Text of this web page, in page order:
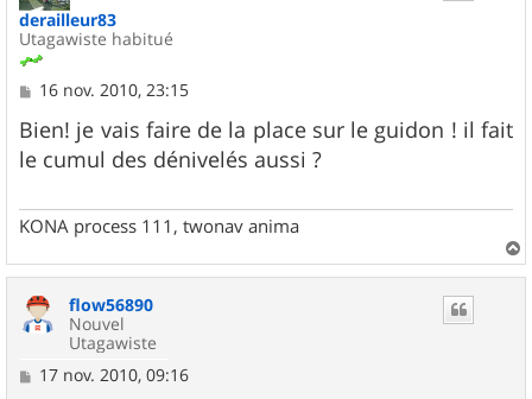
derailleur83
Utagawiste habitué
M
s
s
a
16 nov. 2010, 23:15
Bien! je vais faire de la place sur le guidon ! il fait
le cumul des dénivelés aussi ?
KONA process 111, twonav anima
a
flow56890
Nouvel
Utagawiste
M17 nov. 2010, 09:16